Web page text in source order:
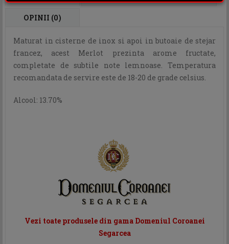
OPINII (0)
Maturat in cisterne de inox si apoi in butoaie de stejar
francez, acest Merlot prezinta arome fructate,
completate de subtile note lemnoase. Temperatura
recomandata de servire este de 18-20 de grade celsius.
Alcool: 13.70%
Vezi toate produsele din gama Domeniul Coroanei
Segarcea